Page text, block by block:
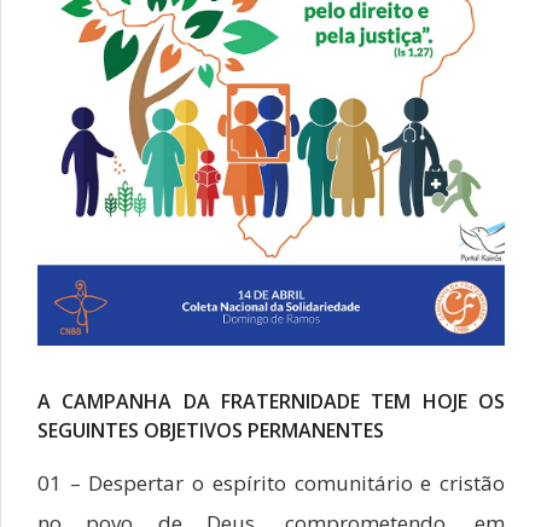
A CAMPANHA DA FRATERNIDADE TEM HOJE OS
SEGUINTES OBJETIVOS PERMANENTES
01 – Despertar o espírito comunitário e cristão